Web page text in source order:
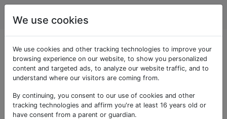
Astronomie
Als «pluto» getaggte
Fragen
Fragen zum ehemaligen 9. (jetzt zwergartigen)
Planeten Pluto.
We use cookies
We use cookies and other tracking technologies to improve your
browsing experience on our website, to show you personalized
content and targeted ads, to analyze our website traffic, and to
understand where our visitors are coming from.
By continuing, you consent to our use of cookies and other
tracking technologies and affirm you're at least 16 years old or
have consent from a parent or guardian.